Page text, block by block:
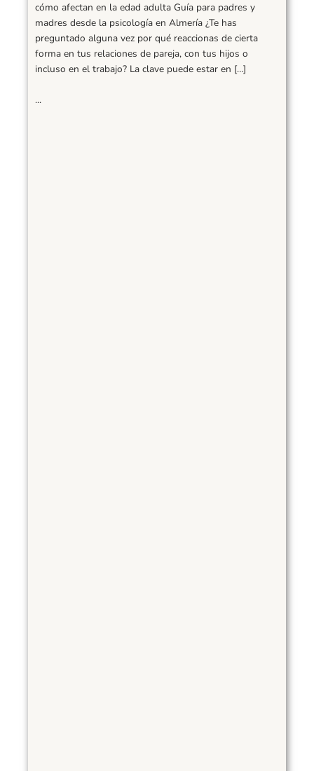
cómo afectan en la edad adulta Guía para padres y
madres desde la psicología en Almería ¿Te has
preguntado alguna vez por qué reaccionas de cierta
forma en tus relaciones de pareja, con tus hijos o
incluso en el trabajo? La clave puede estar en […]
...